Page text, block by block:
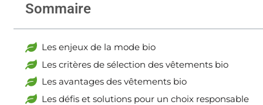
Sommaire
Les enjeux de la mode bio
Les critères de sélection des vêtements bio
Les avantages des vêtements bio
Les défis et solutions pour un choix responsable